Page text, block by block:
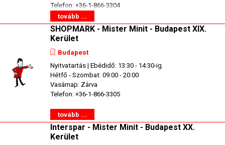
Telefon: +36-1-866-3304
tovább ...
SHOPMARK - Mister Minit - Budapest XIX.
Kerület
Budapest
Nyitvatartás | Ebédidő: 13:30 - 14:30-ig.
Hétfő - Szombat: 09:00 - 20:00
Vasárnap: Zárva
Telefon: +36-1-866-3305
tovább ...
Interspar - Mister Minit - Budapest XX.
Kerület